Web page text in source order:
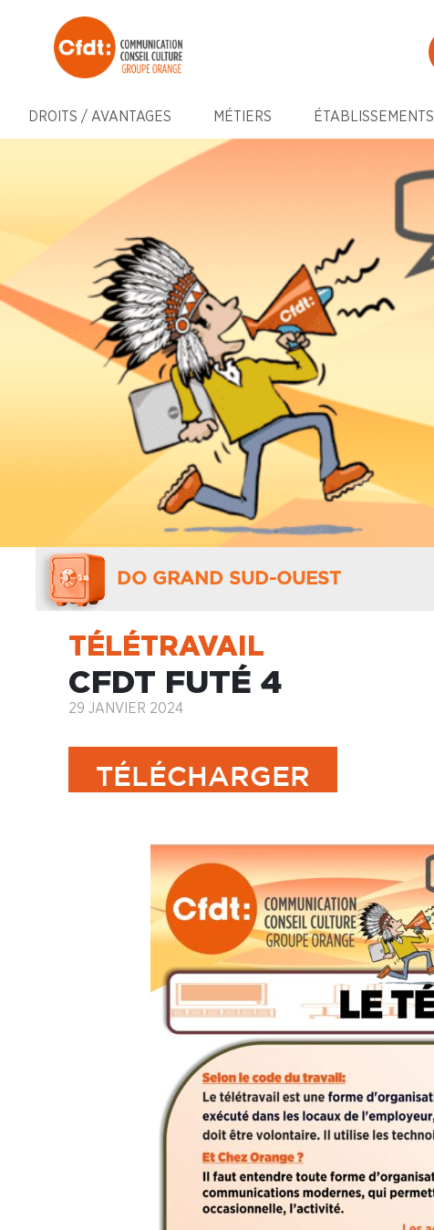
DROITS / AVANTAGES MÉTIERS ÉTABLISSEMENTS
DO GRAND SUD-OUEST
TÉLÉTRAVAIL
CFDT FUTÉ 4
29 JANVIER 2024
TÉLÉCHARGER